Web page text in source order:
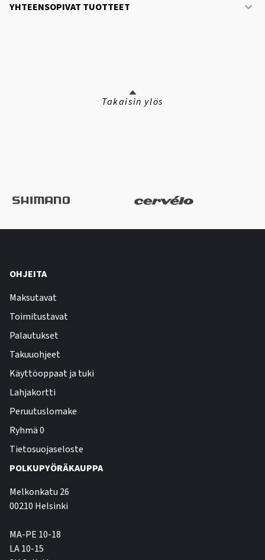
YHTEENSOPIVAT TUOTTEET
Takaisin ylös
OHJEITA
Maksutavat
Toimitustavat
Palautukset
Takuuohjeet
Käyttöoppaat ja tuki
Lahjakortti
Peruutuslomake
Ryhmä 0
Tietosuojaseloste
POLKUPYÖRÄKAUPPA
Melkonkatu 26
00210 Helsinki
MA-PE 10-18
LA 10-15